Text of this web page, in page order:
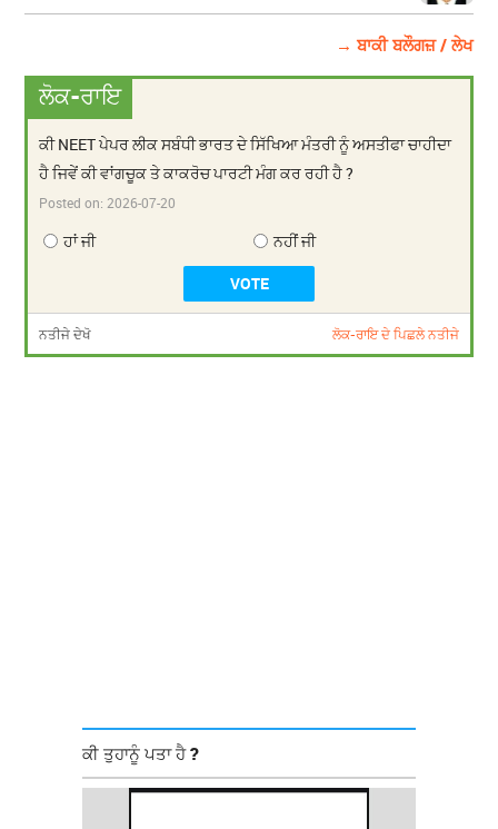
→ ਬਾਕੀ ਬਲੌਗਜ਼ / ਲੇਖ
ਲੋਕ-ਰਾਇ
ਕੀ NEET ਪੇਪਰ ਲੀਕ ਸਬੰਧੀ ਭਾਰਤ ਦੇ ਸਿੱਖਿਆ ਮੰਤਰੀ ਨੂੰ ਅਸਤੀਫਾ ਚਾਹੀਦਾ
ਹੈ ਜਿਵੇਂ ਕੀ ਵਾਂਗਚੂਕ ਤੇ ਕਾਕਰੋਚ ਪਾਰਟੀ ਮੰਗ ਕਰ ਰਹੀ ਹੈ ?
Posted on:2026-07-20
ਹਾਂ ਜੀ ਨਹੀਂ ਜੀ
ਨਤੀਜੇ ਦੇਖੋ ਲੋਕ-ਰਾਇ ਦੇ ਪਿਛਲੇ ਨਤੀਜੇ
ਕੀ ਤੁਹਾਨੂੰ ਪਤਾ ਹੈ ?